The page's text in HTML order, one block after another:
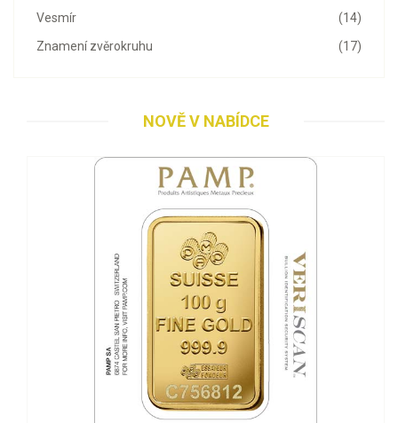
(14)
Vesmír
(17)
Znamení zvěrokruhu
NOVĚ V NABÍDCE